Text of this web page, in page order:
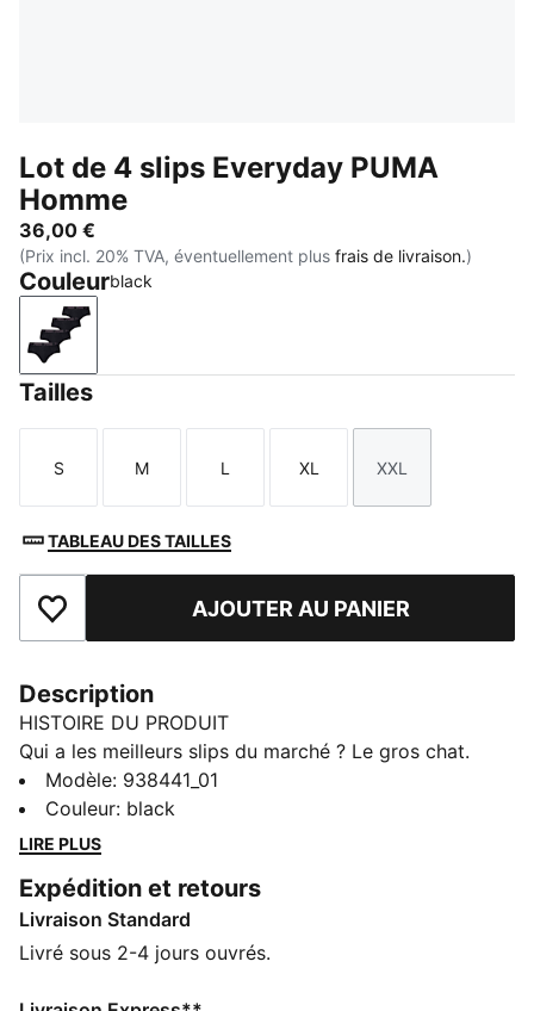
Lot de 4 slips Everyday PUMA
Homme
36,00 €
(Prix incl. 20% TVA, éventuellement plus frais de livraison.)
Couleurblack
black
Tailles
Taille
S
Taille
M
Taille
L
Taille
XL
Taille
XXL
TABLEAU DES TAILLES
Ajouter aux favorisAJOUTER AU PANIER
Description
HISTOIRE DU PRODUIT
Qui a les meilleurs slips du marché ? Le gros chat.
Grâce à leur tissu extensible en coton, tu bénéficies
d’un confort maximal sur ta peau. De plus, leur
ceinture confortable soutient ta taille de façon
pour rehausser ton style ! Le lot de 4 parfait qui
t’accompagnera toute la semaine.
DÉTAILS
Modèle: 938441_01
Couleur: black
LIRE PLUS
Expédition et retours
Livraison Standard
Livré sous 2-4 jours ouvrés.